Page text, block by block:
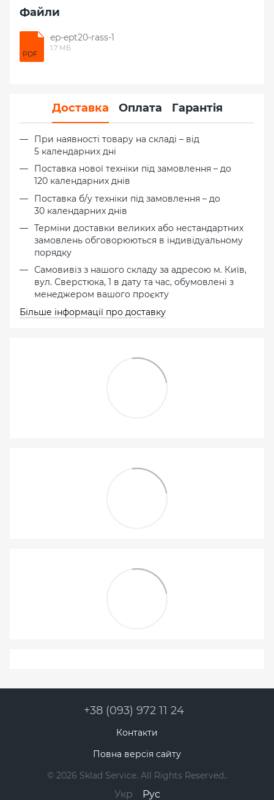
Файли
PDF
ep-ept20-rass-1
1.7 МБ
Доставка Оплата Гарантія
При наявності товару на складі – від
5 календарних дні
Поставка нової техніки під замовлення – до
120 календарних днів
Поставка б/у техніки під замовлення – до
30 календарних днів
Терміни доставки великих або нестандартних
замовлень обговорюються в індивідуальному
порядку
Самовивіз з нашого складу за адресою м. Київ,
вул. Сверстюка, 1 в дату та час, обумовлені з
менеджером вашого проєкту
Більше інформації про доставку
+38 (093) 972 11 24
Контакти
Повна версія сайту
© 2026 Sklad Service. All Rights Reserved..
Укр Рус